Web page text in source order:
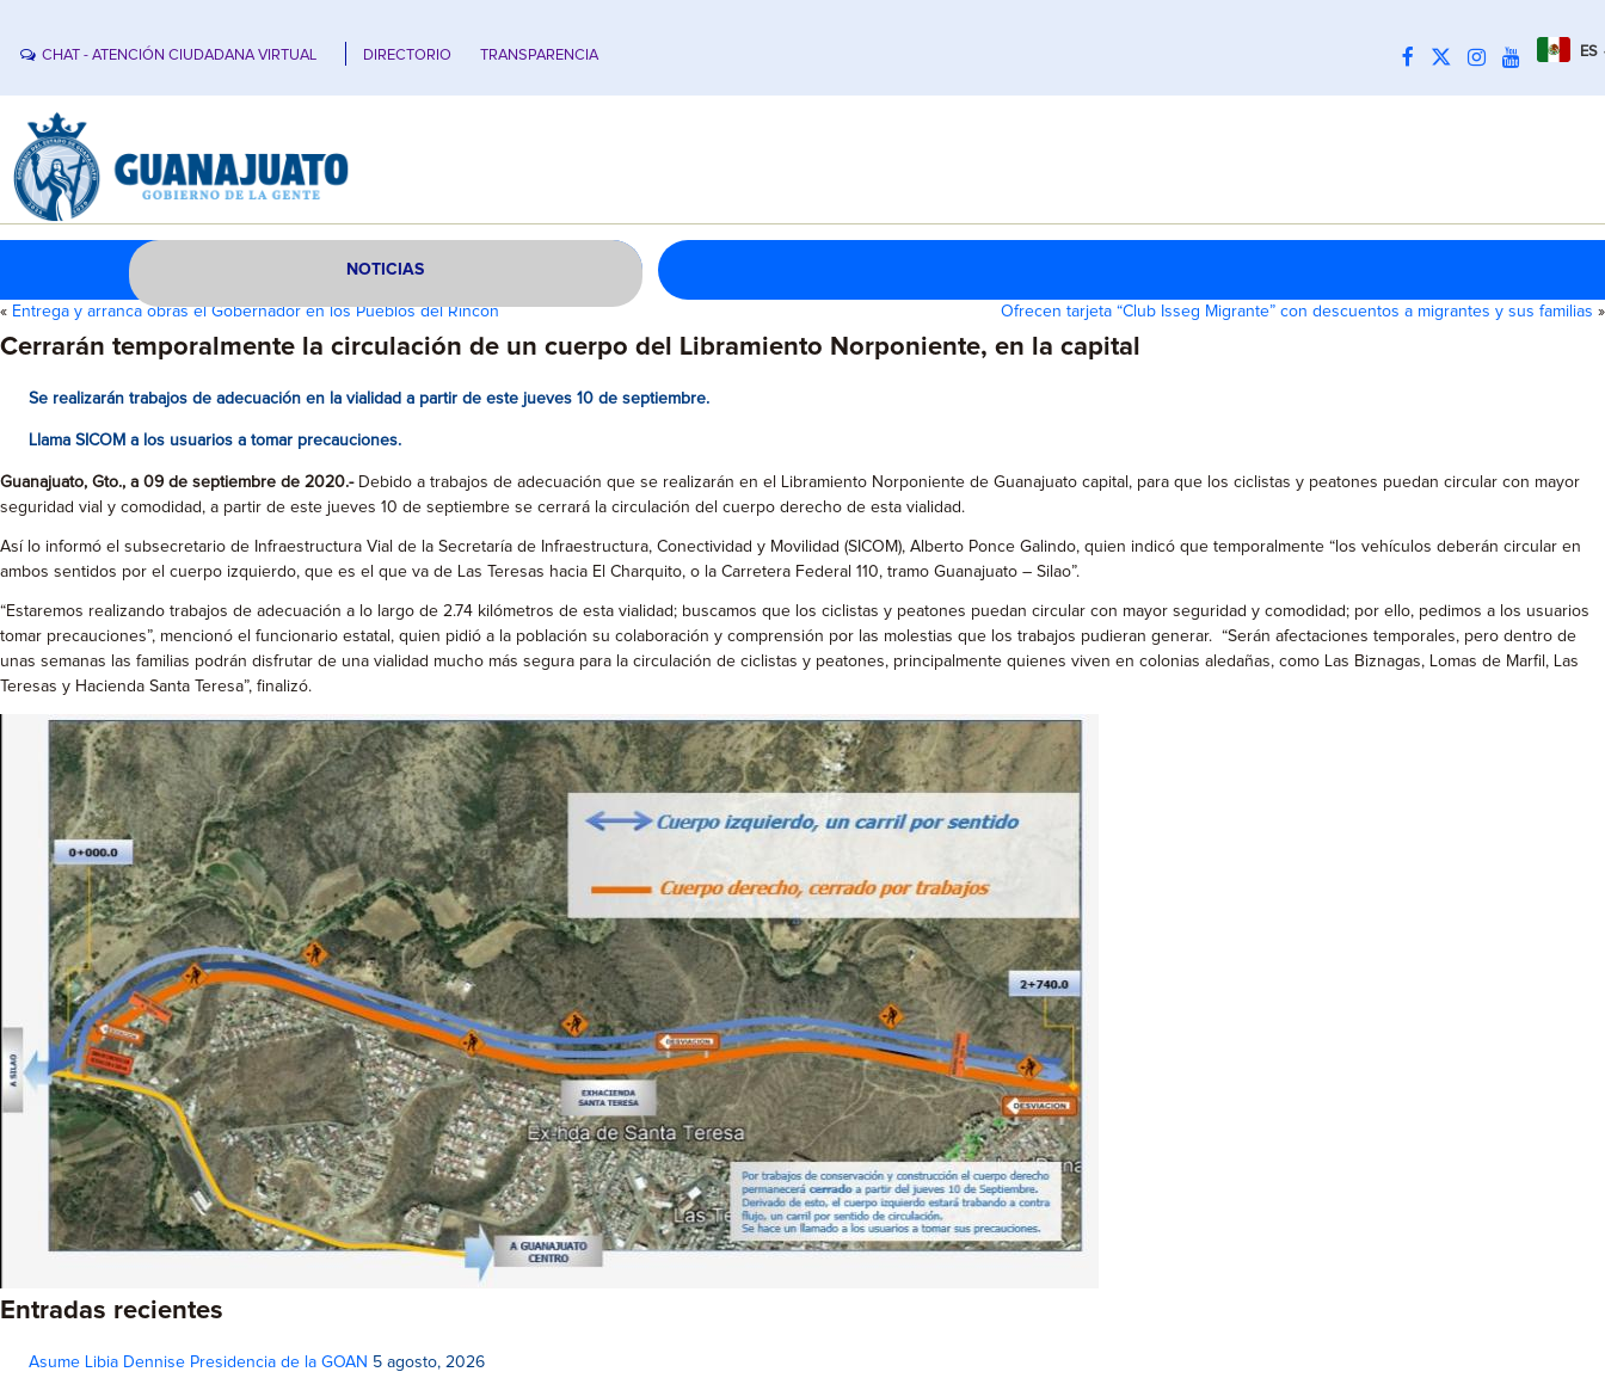
CHAT - ATENCIÓN CIUDADANA VIRTUAL DIRECTORIO TRANSPARENCIA ES
NOTICIAS
« Entrega y arranca obras el Gobernador en los Pueblos del Rincón Ofrecen tarjeta “Club Isseg Migrante” con descuentos a migrantes y sus familias »
Cerrarán temporalmente la circulación de un cuerpo del Libramiento Norponiente, en la capital
Se realizarán trabajos de adecuación en la vialidad a partir de este jueves 10 de septiembre.
Llama SICOM a los usuarios a tomar precauciones.
Guanajuato, Gto., a 09 de septiembre de 2020.-Debido a trabajos de adecuación que se realizarán en el Libramiento Norponiente de Guanajuato capital, para que los ciclistas y peatones puedan circular con mayor
seguridad vial y comodidad, a partir de este jueves 10 de septiembre se cerrará la circulación del cuerpo derecho de esta vialidad.
Así lo informó el subsecretario de Infraestructura Vial de la Secretaría de Infraestructura, Conectividad y Movilidad (SICOM), Alberto Ponce Galindo, quien indicó que temporalmente “los vehículos deberán circular en
ambos sentidos por el cuerpo izquierdo, que es el que va de Las Teresas hacia El Charquito, o la Carretera Federal 110, tramo Guanajuato – Silao”.
“Estaremos realizando trabajos de adecuación a lo largo de 2.74 kilómetros de esta vialidad; buscamos que los ciclistas y peatones puedan circular con mayor seguridad y comodidad; por ello, pedimos a los usuarios
tomar precauciones”, mencionó el funcionario estatal, quien pidió a la población su colaboración y comprensión por las molestias que los trabajos pudieran generar. “Serán afectaciones temporales, pero dentro de
unas semanas las familias podrán disfrutar de una vialidad mucho más segura para la circulación de ciclistas y peatones, principalmente quienes viven en colonias aledañas, como Las Biznagas, Lomas de Marfil, Las
Teresas y Hacienda Santa Teresa”, finalizó.
Entradas recientes
Asume Libia Dennise Presidencia de la GOAN 5 agosto, 2026